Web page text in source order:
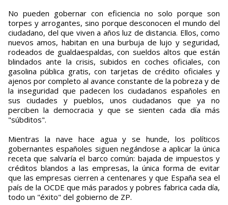
No pueden gobernar con eficiencia no solo porque son
torpes y arrogantes, sino porque desconocen el mundo del
ciudadano, del que viven a años luz de distancia. Ellos, como
nuevos amos, habitan en una burbuja de lujo y seguridad,
rodeados de gualdaespaldas, con sueldos altos que están
blindados ante la crisis, subidos en coches oficiales, con
gasolina pública gratis, con tarjetas de crédito oficiales y
ajenos por completo al avance constante de la pobreza y de
la inseguridad que padecen los ciudadanos españoles en
sus ciudades y pueblos, unos ciudadanos que ya no
perciben la democracia y que se sienten cada día más
"súbditos".
Mientras la nave hace agua y se hunde, los políticos
gobernantes españoles siguen negándose a aplicar la única
receta que salvaría el barco común: bajada de impuestos y
créditos blandos a las empresas, la única forma de evitar
que las empresas cierren a centenares y que España sea el
país de la OCDE que más parados y pobres fabrica cada día,
todo un "éxito" del gobierno de ZP.